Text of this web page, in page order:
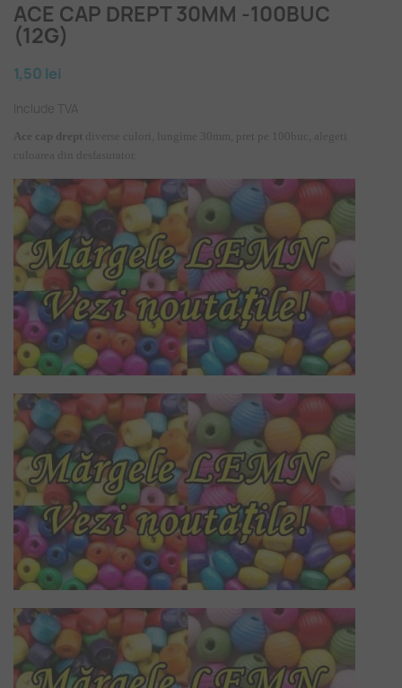
ACE CAP DREPT 30MM -100BUC
(12G)
1,50 lei
Include TVA
Ace cap drept diverse culori, lungime 30mm, p ret pe 100buc, alegeti
culoarea din desfasurator.